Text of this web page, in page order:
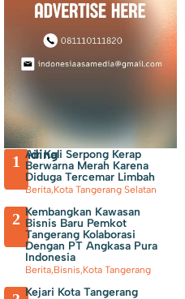
Trending
1 Air Kali Serpong Kerap
Berwarna Merah Karena
Diduga Tercemar Limbah
Berita,Kota Tangerang Selatan
2 Kembangkan Kawasan
Bisnis Baru Pemkot
Tangerang Kolaborasi
Dengan PT Angkasa Pura
Indonesia
Berita,Bisnis,Kota Tangerang
Kejari Kota Tangerang